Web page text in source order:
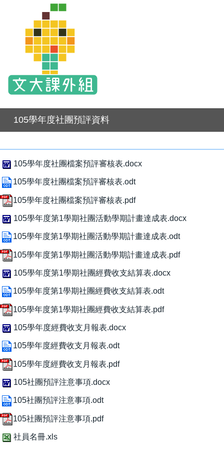
105學年度社團預評資料
105學年度社團檔案預評審核表.docx
105學年度社團檔案預評審核表.odt
105學年度社團檔案預評審核表.pdf
105學年度第1學期社團活動學期計畫達成表.docx
105學年度第1學期社團活動學期計畫達成表.odt
105學年度第1學期社團活動學期計畫達成表.pdf
105學年度第1學期社團經費收支結算表.docx
105學年度第1學期社團經費收支結算表.odt
105學年度第1學期社團經費收支結算表.pdf
105學年度經費收支月報表.docx
105學年度經費收支月報表.odt
105學年度經費收支月報表.pdf
105社團預評注意事項.docx
105社團預評注意事項.odt
105社團預評注意事項.pdf
社員名冊.xls